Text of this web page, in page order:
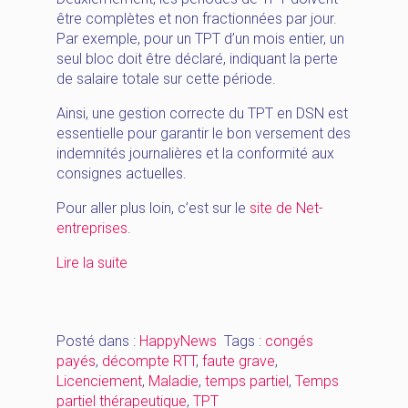
être complètes et non fractionnées par jour.
Par exemple, pour un TPT d’un mois entier, un
seul bloc doit être déclaré, indiquant la perte
de salaire totale sur cette période.
Ainsi, une gestion correcte du TPT en DSN est
essentielle pour garantir le bon versement des
indemnités journalières et la conformité aux
consignes actuelles.
Pour aller plus loin, c’est sur le site de Net-
entreprises.
Lire la suite
–
Congés
payés
–
Posté dans : HappyNews Tags : congés
payés, décompte RTT, faute grave,
Licenciement, Maladie, temps partiel, Temps
partiel thérapeutique, TPT